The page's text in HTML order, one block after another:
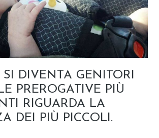
DIVENTA GENITORI
PREROGATIVE PIÙ
RIGUARDA LA
DEI PIÙ PICCOLI.